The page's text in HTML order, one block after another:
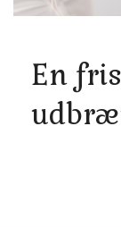
En